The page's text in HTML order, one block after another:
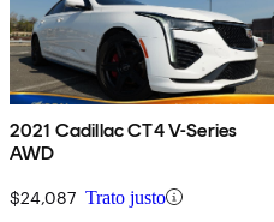
2021 Cadillac CT4 V-Series
AWD
$24,087 Trato justo